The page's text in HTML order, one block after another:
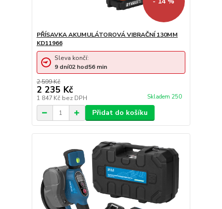
PŘÍSAVKA AKUMULÁTOROVÁ VIBRAČNÍ 130MM
KD11966
2 599 Kč
2 235 Kč
1 847 Kč bez DPH Skladem 250
Sleva končí:
9 dní02 hod56 min
Přidat do košíku